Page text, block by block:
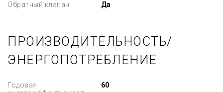
Обратный клапан Да
ПРОИЗВОДИТЕЛЬНОСТЬ/
ЭНЕРГОПОТРЕБЛЕНИЕ
Годовая
60